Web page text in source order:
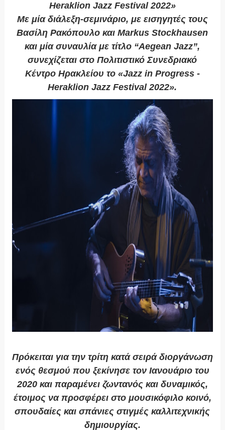
Heraklion Jazz Festival 2022»
Με μία διάλεξη-σεμινάριο, με εισηγητές τους
Βασίλη Ρακόπουλο και Markus Stockhausen
και μία συναυλία με τίτλο “Aegean Jazz”,
συνεχίζεται στο Πολιτιστικό Συνεδριακό
Κέντρο Ηρακλείου το «Jazz in Progress -
Heraklion Jazz Festival 2022».
Πρόκειται για την τρίτη κατά σειρά διοργάνωση
ενός θεσμού που ξεκίνησε τον Ιανουάριο του
2020 και παραμένει ζωντανός και δυναμικός,
έτοιμος να προσφέρει στο μουσικόφιλο κοινό,
σπουδαίες και σπάνιες στιγμές καλλιτεχνικής
δημιουργίας.